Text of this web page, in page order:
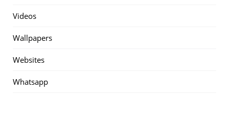
Videos
Wallpapers
Websites
Whatsapp